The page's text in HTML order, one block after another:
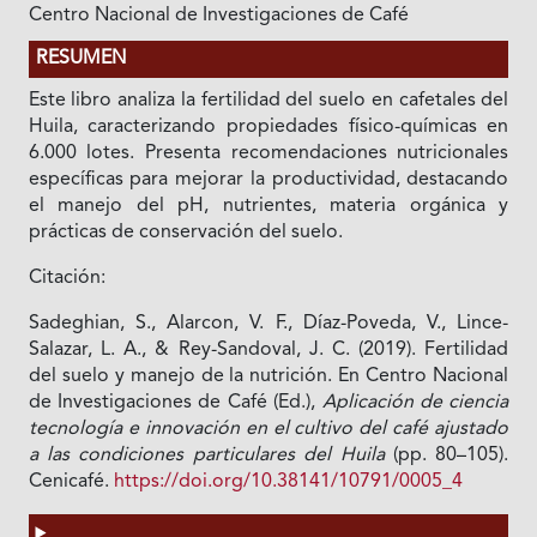
Centro Nacional de Investigaciones de Café
RESUMEN
Este libro analiza la fertilidad del suelo en cafetales del
Huila, caracterizando propiedades físico-químicas en
6.000 lotes. Presenta recomendaciones nutricionales
específicas para mejorar la productividad, destacando
el manejo del pH, nutrientes, materia orgánica y
prácticas de conservación del suelo.
Citación:
Sadeghian, S., Alarcon, V. F., Díaz-Poveda, V., Lince-
Salazar, L. A., & Rey-Sandoval, J. C. (2019). Fertilidad
del suelo y manejo de la nutrición. En Centro Nacional
de Investigaciones de Café (Ed.), Aplicación de ciencia
tecnología e innovación en el cultivo del café ajustado
a las condiciones particulares del Huila(pp. 80–105).
Cenicafé. https://doi.org/10.38141/10791/0005_4